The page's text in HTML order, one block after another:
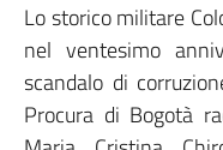
Lo storico militare
nel ventesimo
scandalo di
Procura di Bogotà